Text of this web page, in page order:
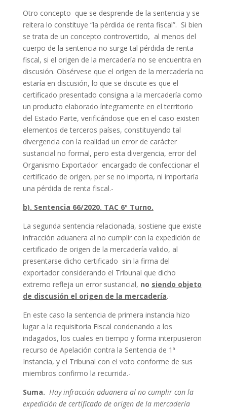
Otro concepto que se desprende de la sentencia y se
reitera lo constituye “la pérdida de renta fiscal”. Si bien
se trata de un concepto controvertido, al menos del
cuerpo de la sentencia no surge tal pérdida de renta
fiscal, si el origen de la mercadería no se encuentra en
discusión. Obsérvese que el origen de la mercadería no
estaría en discusión, lo que se discute es que el
certificado presentado consigna a la mercadería como
un producto elaborado íntegramente en el territorio
del Estado Parte, verificándose que en el caso existen
elementos de terceros países, constituyendo tal
divergencia con la realidad un error de carácter
sustancial no formal, pero esta divergencia, error del
Organismo Exportador encargado de confeccionar el
certificado de origen, per se no importa, ni importaría
una pérdida de renta fiscal.-
b). Sentencia 66/2020. TAC 6º Turno.
La segunda sentencia relacionada, sostiene que existe
infracción aduanera al no cumplir con la expedición de
certificado de origen de la mercadería valido, al
presentarse dicho certificado sin la firma del
exportador considerando el Tribunal que dicho
extremo refleja un error sustancial, no siendo objeto
de discusión el origen de la mercadería.-
En este caso la sentencia de primera instancia hizo
lugar a la requisitoria Fiscal condenando a los
indagados, los cuales en tiempo y forma interpusieron
recurso de Apelación contra la Sentencia de 1ª
Instancia, y el Tribunal con el voto conforme de sus
miembros confirmo la recurrida.-
Suma. Hay infracción aduanera al no cumplir con la
expedición de certificado de origen de la mercadería